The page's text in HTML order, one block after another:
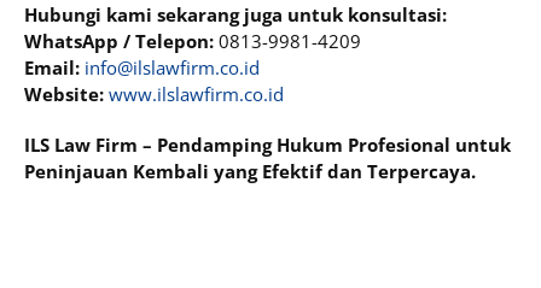
Hubungi kami sekarang juga untuk konsultasi:
WhatsApp / Telepon: 0813-9981-4209
Email: info@ilslawfirm.co.id
Website: www.ilslawfirm.co.id
ILS Law Firm – Pendamping Hukum Profesional untuk
Peninjauan Kembali yang Efektif dan Terpercaya.